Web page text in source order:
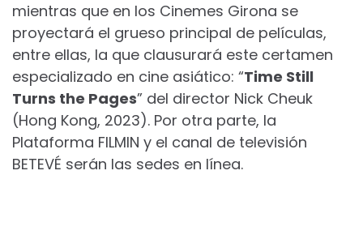
mientras que en los Cinemes Girona se
proyectará el grueso principal de películas,
entre ellas, la que clausurará este certamen
especializado en cine asiático: “Time Still
Turns the Pages” del director Nick Cheuk
(Hong Kong, 2023). Por otra parte, la
Plataforma FILMIN y el canal de televisión
BETEVÉ serán las sedes en línea.